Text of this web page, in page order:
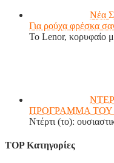
Νέα
Για ρούχα φρέσκα
Το Lenor, κορυφαίο
ΠΡΟΓΡΑΜΜΑ ΤΟΥ
Ντέρτι (το):
TOP Κατηγορίες